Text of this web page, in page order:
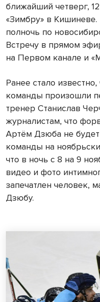
ближайший четверг,
«Зимбру» в Кишиневе.
полночь по
Встречу в прямом
на Первом канале и
Ранее стало
команды произошли
тренер Станислав
журналистам, что
Артём Дзюба не
команды на
что в ночь с 8 на 9
видео и фото
запечатлен человек,
Дзюбу.